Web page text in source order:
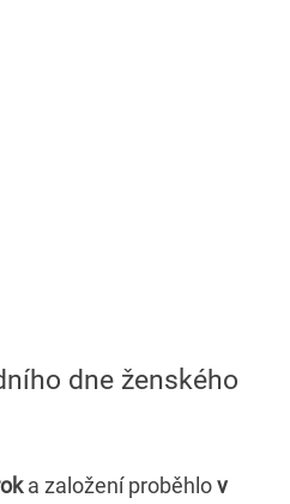
dne ženského
a založení proběhlov